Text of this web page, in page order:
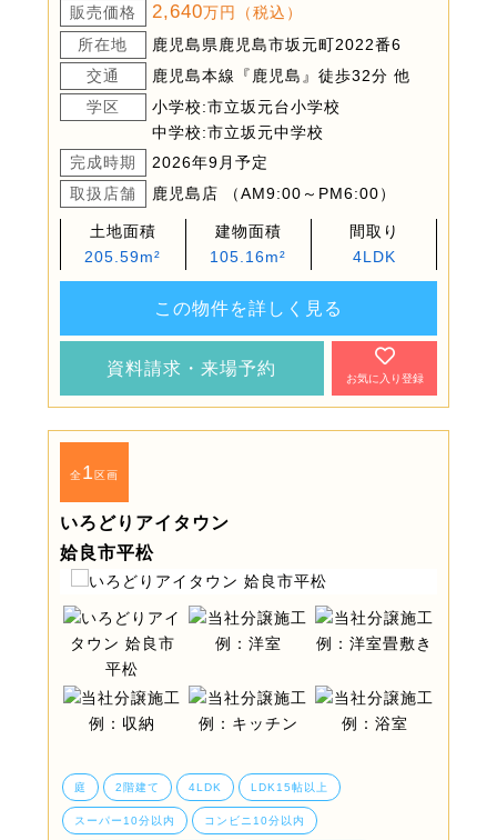
販売価格 2,640万円（税込）
所在地
鹿児島県鹿児島市坂元町2022番6
交通
鹿児島本線『鹿児島』徒歩32分 他
学区
小学校:市立坂元台小学校
中学校:市立坂元中学校
完成時期
2026年9月予定
取扱店舗
鹿児島店 （AM9:00～PM6:00）
土地面積
205.59m²
建物面積
105.16m²
間取り
4LDK
この物件を詳しく見る
資料請求・来場予約
お気に入り登録
全1区画
いろどりアイタウン
姶良市平松
庭 2階建て 4LDK LDK15帖以上
スーパー10分以内 コンビニ10分以内